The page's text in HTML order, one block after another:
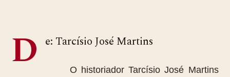
D e: Tarcísio José Martins
O historiador Tarcísio José Martins